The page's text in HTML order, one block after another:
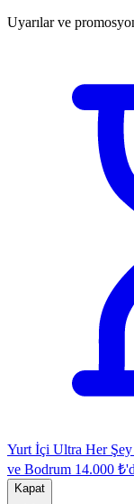
Uyarılar ve
Yurt İçi Ultra Her
ve Bodrum 14.000
Kapat